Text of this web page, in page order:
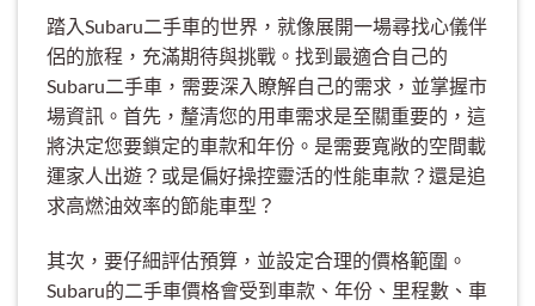
踏入Subaru二手車的世界，就像展開一場尋找心儀伴
侶的旅程，充滿期待與挑戰。找到最適合自己的
Subaru二手車，需要深入瞭解自己的需求，並掌握市
場資訊。首先，釐清您的用車需求是至關重要的，這
將決定您要鎖定的車款和年份。是需要寬敞的空間載
運家人出遊？或是偏好操控靈活的性能車款？還是追
求高燃油效率的節能車型？
其次，要仔細評估預算，並設定合理的價格範圍。
Subaru的二手車價格會受到車款、年份、里程數、車